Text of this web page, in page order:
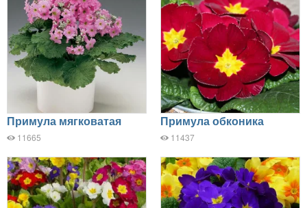
Примула мягковатая
11665
Примула обконика
11437